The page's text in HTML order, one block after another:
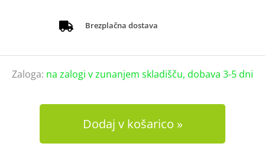
Brezplačna dostava
Zaloga: na zalogi v zunanjem skladišču, dobava 3-5 dni
Dodaj v košarico